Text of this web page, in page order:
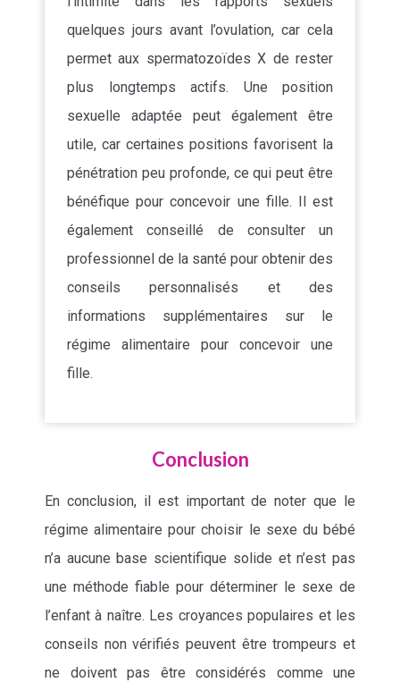
quelques jours avant l’ovulation, car cela
permet aux spermatozoïdes X de rester
plus longtemps actifs. Une position
sexuelle adaptée peut également être
utile, car certaines positions favorisent la
pénétration peu profonde, ce qui peut être
bénéfique pour concevoir une fille. Il est
également conseillé de consulter un
professionnel de la santé pour obtenir des
conseils personnalisés et des
informations supplémentaires sur le
régime alimentaire pour concevoir une
fille.
Conclusion
En conclusion, il est important de noter que le
régime alimentaire pour choisir le sexe du bébé
n’a aucune base scientifique solide et n’est pas
une méthode fiable pour déterminer le sexe de
l’enfant à naître. Les croyances populaires et les
conseils non vérifiés peuvent être trompeurs et
ne doivent pas être considérés comme une